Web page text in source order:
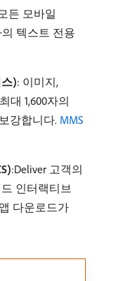
든 모바일
텍스트 전용
): 이미지,
대 1,600자의
강합니다. MMS
:Deliver 고객의
인터랙티브
다운로드가